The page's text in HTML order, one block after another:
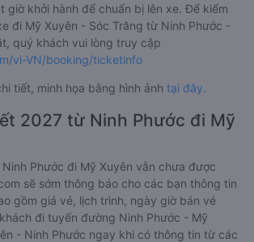
giờ khởi hành để chuẩn bị lên xe. Để kiểm
đi Mỹ Xuyên - Sóc Trăng từ Ninh Phước -
quý khách vui lòng truy cập
vi-VN/booking/ticketinfo
tiết, minh họa bằng hình ảnh tại đây.
2027 từ Ninh Phước đi Mỹ
Phước đi Mỹ Xuyên vẫn chưa được
sẽ sớm thông báo cho các bạn thông tin
gồm giá vé, lịch trình, ngày giờ bán vé
đi tuyến đường Ninh Phước - Mỹ
- Ninh Phước ngay khi có thông tin từ các